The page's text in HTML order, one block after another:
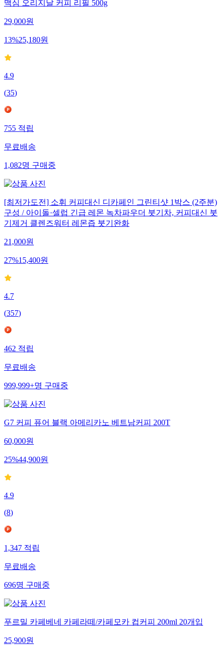
맥심 오리지날 커피 리필 500g
29,000원
13%25,180원
4.9
(35)
755적립
무료배송
1,082명구매중
[최저가도전] 소휘 커피대신 디카페인 그린티샷 1박스 (2주분)
구성 / 아이돌·셀럽 긴급 레몬 녹차파우더 붓기차, 커피대신 붓
기제거 클렌즈워터 레몬즙 붓기완화
21,000원
27%15,400원
4.7
(357)
462적립
무료배송
999,999+명구매중
G7 커피 퓨어 블랙 아메리카노 베트남커피 200T
60,000원
25%44,900원
4.9
(8)
1,347적립
무료배송
696명구매중
푸르밀 카페베네 카페라떼/카페모카 컵커피 200ml 20개입
25,900원